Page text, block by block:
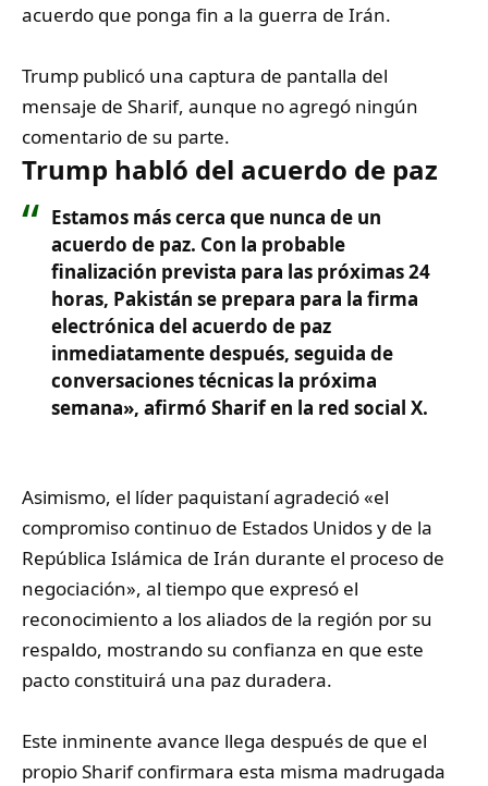
acuerdo que ponga fin a la guerra de Irán.
Trump publicó una captura de pantalla del
mensaje de Sharif, aunque no agregó ningún
comentario de su parte.
Trump habló del acuerdo de paz
Estamos más cerca que nunca de un
acuerdo de paz. Con la probable
finalización prevista para las próximas 24
horas, Pakistán se prepara para la firma
electrónica del acuerdo de paz
inmediatamente después, seguida de
conversaciones técnicas la próxima
semana», afirmó Sharif en la red social X.
Asimismo, el líder paquistaní agradeció «el
compromiso continuo de Estados Unidos y de la
República Islámica de Irán durante el proceso de
negociación», al tiempo que expresó el
reconocimiento a los aliados de la región por su
respaldo, mostrando su confianza en que este
pacto constituirá una paz duradera.
Este inminente avance llega después de que el
propio Sharif confirmara esta misma madrugada